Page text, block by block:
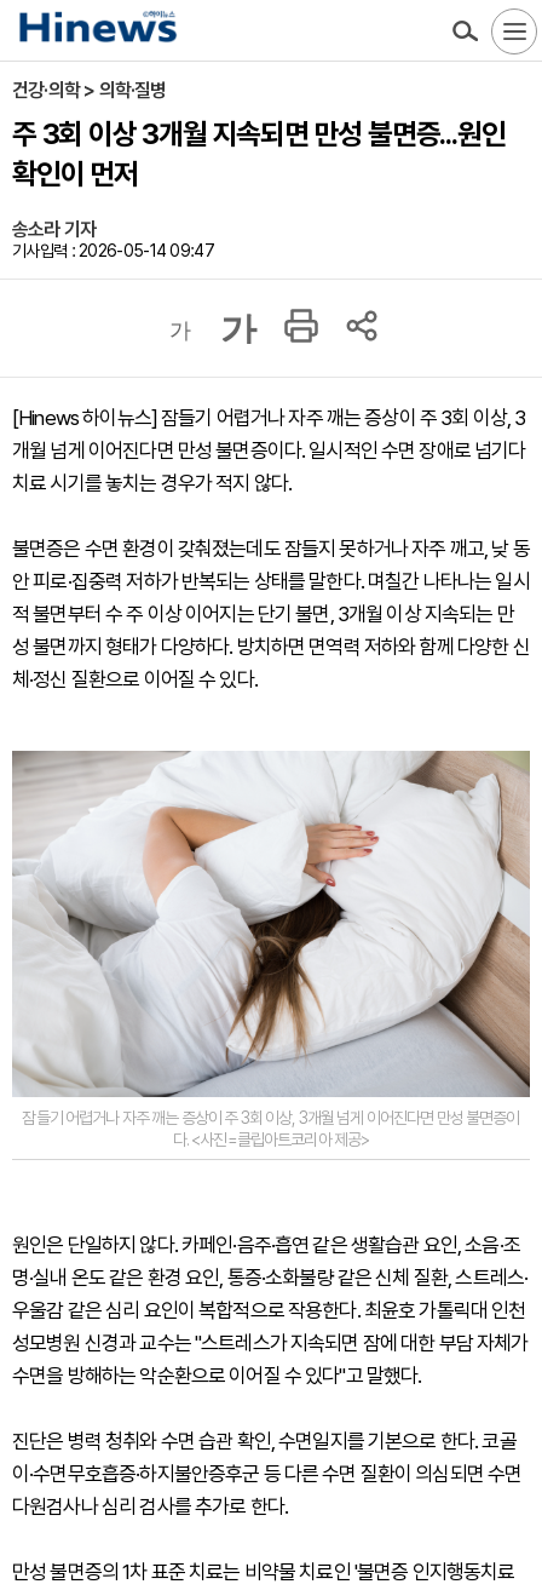
건강·의학 > 의학·질병
주 3회 이상 3개월 지속되면 만성 불면증...원인
확인이 먼저
송소라 기자
기사입력 : 2026-05-14 09:47
가 가
[Hinews 하이뉴스] 잠들기 어렵거나 자주 깨는 증상이 주 3회 이상, 3
개월 넘게 이어진다면 만성 불면증이다. 일시적인 수면 장애로 넘기다
치료 시기를 놓치는 경우가 적지 않다.
불면증은 수면 환경이 갖춰졌는데도 잠들지 못하거나 자주 깨고, 낮 동
안 피로·집중력 저하가 반복되는 상태를 말한다. 며칠간 나타나는 일시
적 불면부터 수 주 이상 이어지는 단기 불면, 3개월 이상 지속되는 만
성 불면까지 형태가 다양하다. 방치하면 면역력 저하와 함께 다양한 신
체·정신 질환으로 이어질 수 있다.
잠들기 어렵거나 자주 깨는 증상이 주 3회 이상, 3개월 넘게 이어진다면 만성 불면증이
다. <사진=클립아트코리아 제공>
원인은 단일하지 않다. 카페인·음주·흡연 같은 생활습관 요인, 소음·조
명·실내 온도 같은 환경 요인, 통증·소화불량 같은 신체 질환, 스트레스·
우울감 같은 심리 요인이 복합적으로 작용한다. 최윤호 가톨릭대 인천
성모병원 신경과 교수는 "스트레스가 지속되면 잠에 대한 부담 자체가
수면을 방해하는 악순환으로 이어질 수 있다"고 말했다.
진단은 병력 청취와 수면 습관 확인, 수면일지를 기본으로 한다. 코골
이·수면무호흡증·하지불안증후군 등 다른 수면 질환이 의심되면 수면
다원검사나 심리 검사를 추가로 한다.
만성 불면증의 1차 표준 치료는 비약물 치료인 '불면증 인지행동치료